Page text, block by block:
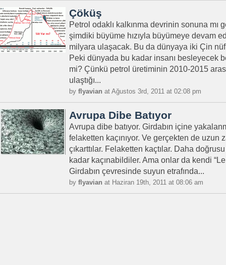
Çöküş
Petrol odaklı kalkınma devrinin sonuna mı
şimdiki büyüme hızıyla büyümeye devam
milyara ulaşacak. Bu da dünyaya iki Çin
Peki dünyada bu kadar insanı besleyecek
mi? Çünkü petrol üretiminin 2010-2015
ulaştığı...
by flyavian at Ağustos 3rd, 2011 at 02:08 pm
Avrupa Dibe Batıyor
Avrupa dibe batıyor. Girdabın içine
felaketten kaçınıyor. Ve gerçekten de uzun
çıkarttılar. Felaketten kaçtılar. Daha
kadar kaçınabildiler. Ama onlar da kendi
Girdabın çevresinde suyun etrafında...
by flyavian at Haziran 19th, 2011 at 08:06 am